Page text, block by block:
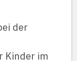
der
Kinder im